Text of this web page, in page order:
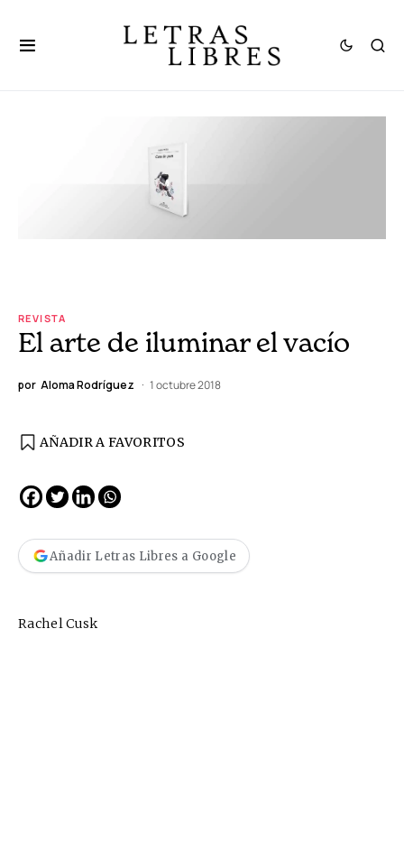
REVISTA
El arte de iluminar el vacío
por Aloma Rodríguez 1 octubre 2018
AÑADIR A FAVORITOS
Añadir Letras Libres a Google
Rachel Cusk